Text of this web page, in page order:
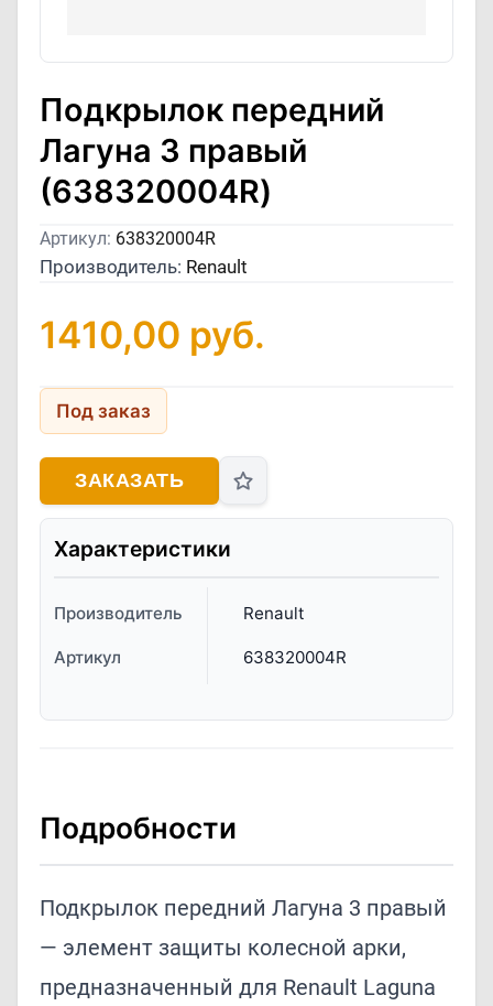
Подкрылок передний
Лагуна 3 правый
(638320004R)
Артикул: 638320004R
Производитель: Renault
1410,00 руб.
Под заказ
ЗАКАЗАТЬ
Характеристики
Производитель Renault
Артикул 638320004R
Подробности
Подкрылок передний Лагуна 3 правый
— элемент защиты колесной арки,
предназначенный для Renault Laguna